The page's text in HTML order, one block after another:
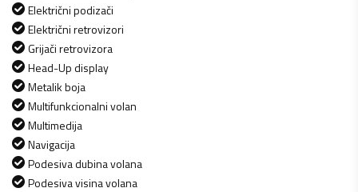
Električni podizači
Električni retrovizori
Grijači retrovizora
Head-Up display
Metalik boja
Multifunkcionalni volan
Multimedija
Navigacija
Podesiva dubina volana
Podesiva visina volana